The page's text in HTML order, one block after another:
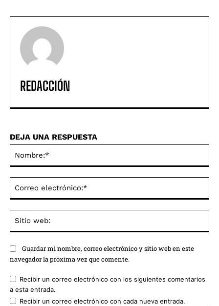
REDACCIÓN
DEJA UNA RESPUESTA
Guardar mi nombre, correo electrónico y sitio web en este
navegador la próxima vez que comente.
Recibir un correo electrónico con los siguientes comentarios
a esta entrada.
Recibir un correo electrónico con cada nueva entrada.